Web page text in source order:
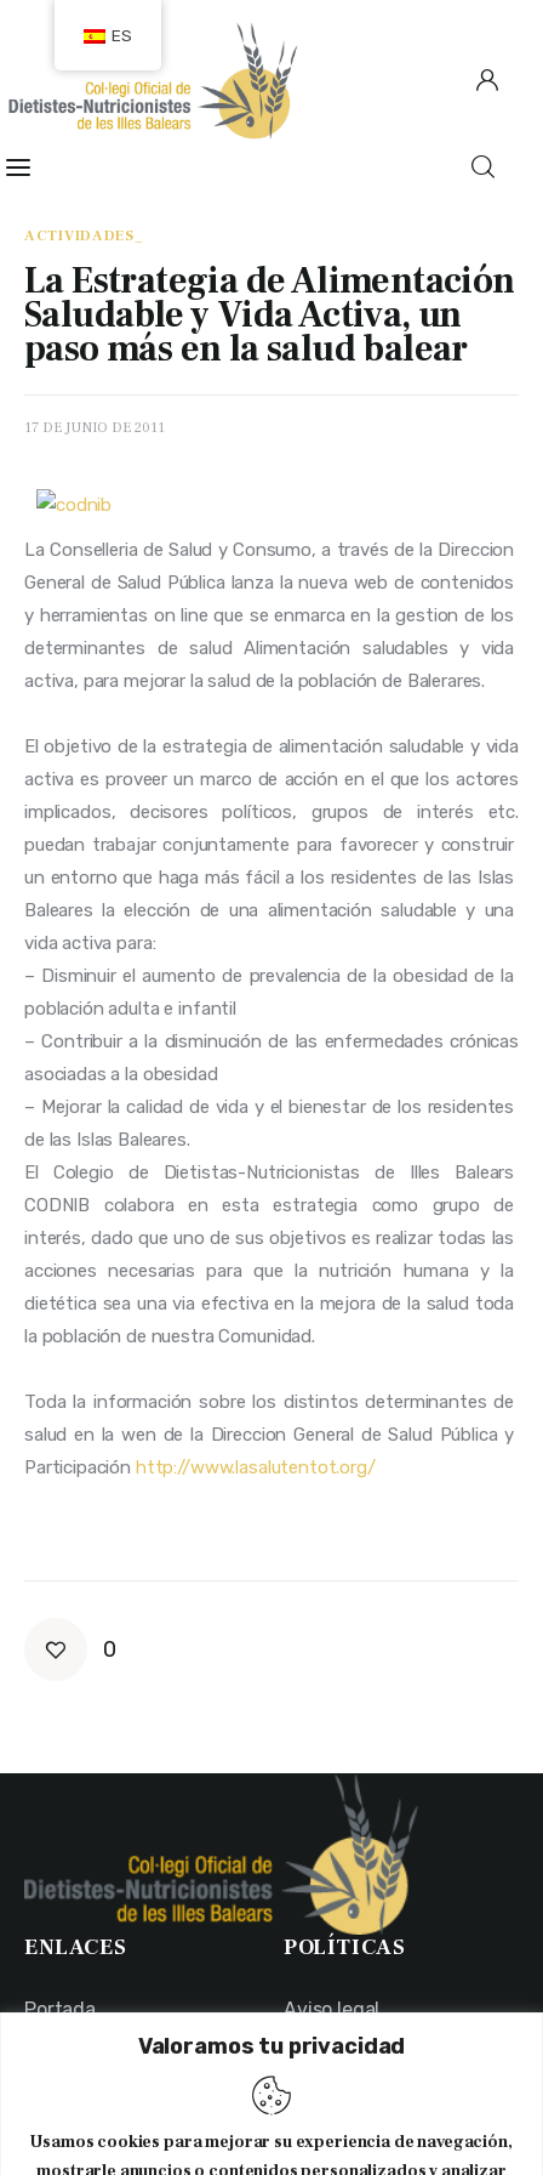
Valoramos tu privacidad
Usamos cookies para mejorar su experiencia de navegación,
COLEGIADOS
EMPLEO
CIUDADANÍA
RECURSOS
ACTIVIDADES_
La Estrategia de Alimentación
Saludable y Vida Activa, un
paso más en la salud balear
17 DE JUNIO DE 2011
La Conselleria de Salud y Consumo, a través de la Direccion
General de Salud Pública lanza la nueva web de contenidos
y herramientas on line que se enmarca en la gestion de los
determinantes de salud Alimentación saludables y vida
activa, para mejorar la salud de la población de Balerares.
El objetivo de la estrategia de alimentación saludable y vida
activa es proveer un marco de acción en el que los actores
implicados, decisores políticos, grupos de interés etc.
puedan trabajar conjuntamente para favorecer y construir
un entorno que haga más fácil a los residentes de las Islas
Baleares la elección de una alimentación saludable y una
vida activa para:
– Disminuir el aumento de prevalencia de la obesidad de la
población adulta e infantil
– Contribuir a la disminución de las enfermedades crónicas
asociadas a la obesidad
– Mejorar la calidad de vida y el bienestar de los residentes
de las Islas Baleares.
El Colegio de Dietistas-Nutricionistas de Illes Balears
CODNIB colabora en esta estrategia como grupo de
interés, dado que uno de sus objetivos es realizar todas las
acciones necesarias para que la nutrición humana y la
dietética sea una via efectiva en la mejora de la salud toda
la población de nuestra Comunidad.
Toda la información sobre los distintos determinantes de
salud en la wen de la Direccion General de Salud Pública y
Participación http://www.lasalutentot.org/
0
ENLACES
Portada
Portal de Transparencia
Usuarios
POLÍTICAS
Aviso legal
Política de Privacidad
Política de Cookies
Canal Ético
NEWSLETTER
ES